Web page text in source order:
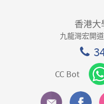
香港大
九龍灣宏開
CC Bot